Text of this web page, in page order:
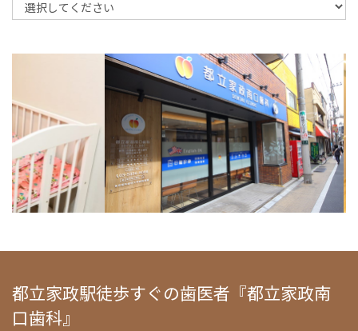
都立家政駅徒歩すぐの歯医者『都立家政南
口歯科』